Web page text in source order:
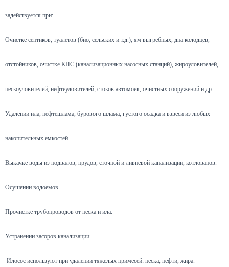
задействуется при:
Очистке септиков, туалетов (био, сельских и т.д.), ям выгребных, дна колодцев,
отстойников, очистке КНС (канализационных насосных станций), жироуловителей,
пескоуловителей, нефтеуловителей, стоков автомоек, очистных сооружений и др.
Удалении ила, нефтешлама, бурового шлама, густого осадка и взвеси из любых
накопительных емкостей.
Выкачке воды из подвалов, прудов, сточной и ливневой канализации, котлованов.
Осушении водоемов.
Прочистке трубопроводов от песка и ила.
Устранении засоров канализации.
Илосос используют при удалении тяжелых примесей: песка, нефти, жира.